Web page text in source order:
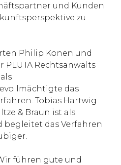
und Kunden
zu
Philip Konen und
PLUTA Rechtsanwalts
das
Tobias Hartwig
& Braun ist als
begleitet das Verfahren
führen gute und